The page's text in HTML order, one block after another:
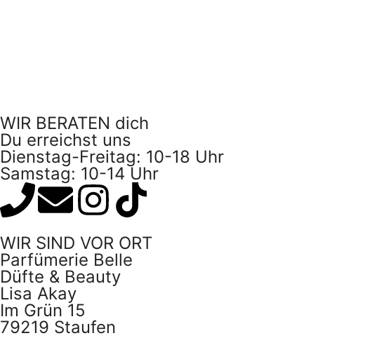
WIR BERATEN dich
Du erreichst uns
Dienstag-Freitag: 10-18 Uhr
Samstag: 10-14 Uhr
WIR SIND VOR ORT
Parfümerie Belle
Düfte & Beauty
Lisa Akay
Im Grün 15
79219 Staufen